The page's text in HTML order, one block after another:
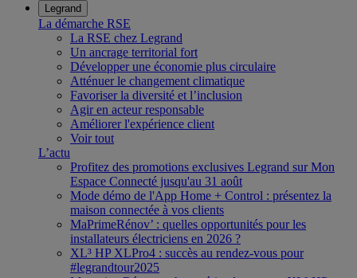
Legrand
La démarche RSE
La RSE chez Legrand
Un ancrage territorial fort
Développer une économie plus circulaire
Atténuer le changement climatique
Favoriser la diversité et l’inclusion
Agir en acteur responsable
Améliorer l'expérience client
Voir tout
L’actu
Profitez des promotions exclusives Legrand sur Mon
Espace Connecté jusqu'au 31 août
Mode démo de l'App Home + Control : présentez la
maison connectée à vos clients
MaPrimeRénov’ : quelles opportunités pour les
installateurs électriciens en 2026 ?
XL³ HP XLPro4 : succès au rendez-vous pour
#legrandtour2025